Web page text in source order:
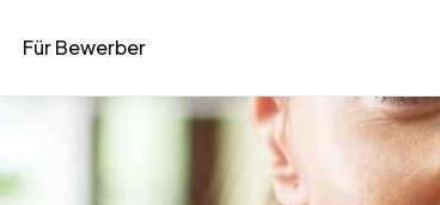
Für Bewerber